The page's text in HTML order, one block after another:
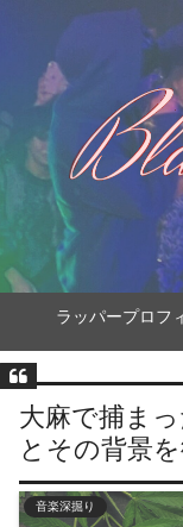
ラッパープロフ
大麻で捕ま
とその背景
音楽深掘り